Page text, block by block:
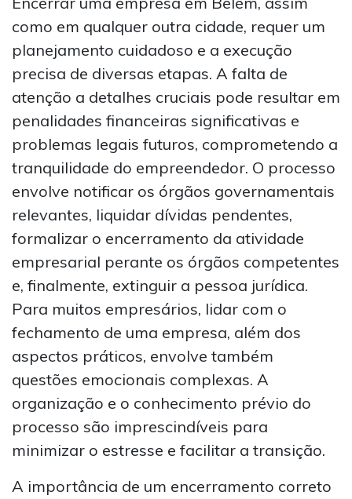
como em qualquer outra cidade, requer um
planejamento cuidadoso e a execução
precisa de diversas etapas. A falta de
atenção a detalhes cruciais pode resultar em
penalidades financeiras significativas e
problemas legais futuros, comprometendo a
tranquilidade do empreendedor. O processo
envolve notificar os órgãos governamentais
relevantes, liquidar dívidas pendentes,
formalizar o encerramento da atividade
empresarial perante os órgãos competentes
e, finalmente, extinguir a pessoa jurídica.
Para muitos empresários, lidar com o
fechamento de uma empresa, além dos
aspectos práticos, envolve também
questões emocionais complexas. A
organização e o conhecimento prévio do
processo são imprescindíveis para
minimizar o estresse e facilitar a transição.
A importância de um encerramento correto